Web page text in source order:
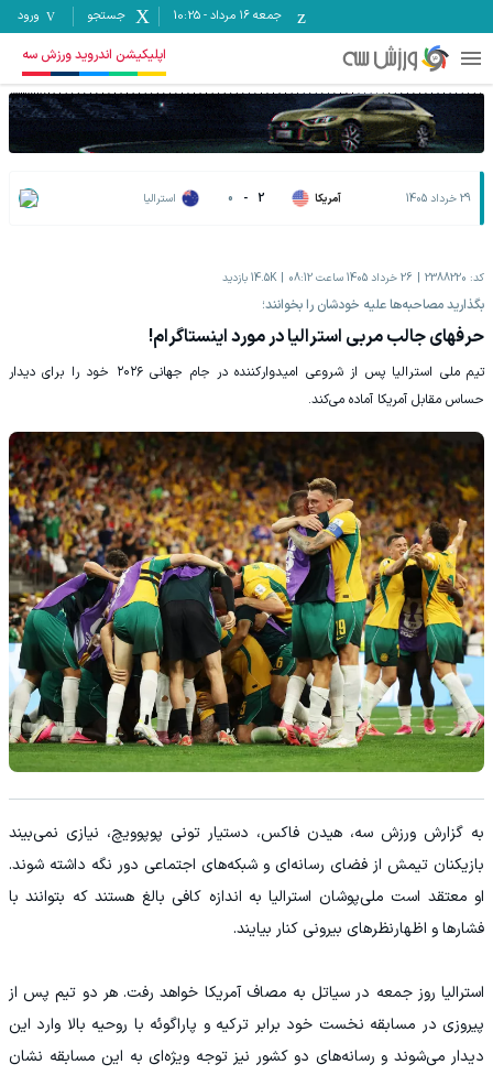
جمعه ۱۶ مرداد -
10:25 جستجو ورود
اپلیکیشن اندروید ورزش سه
29 خرداد 1405 آمریکا 2
-
0 استرالیا
کد: 2388220 26 خرداد 1405 ساعت 08:12 14.5K بازدید
بگذارید مصاحبه‌ها علیه خودشان را بخوانند؛
حرفهای جالب مربی استرالیا در مورد اینستاگرام!
تیم ملی استرالیا پس از شروعی امیدوارکننده در جام جهانی ۲۰۲۶ خود را برای دیدار
حساس مقابل آمریکا آماده می‌کند.
به گزارش ورزش سه، هیدن فاکس، دستیار تونی پوپوویچ، نیازی نمی‌بیند
بازیکنان تیمش از فضای رسانه‌ای و شبکه‌های اجتماعی دور نگه داشته شوند.
او معتقد است ملی‌پوشان استرالیا به اندازه کافی بالغ هستند که بتوانند با
فشارها و اظهارنظرهای بیرونی کنار بیایند.
استرالیا روز جمعه در سیاتل به مصاف آمریکا خواهد رفت. هر دو تیم پس از
پیروزی در مسابقه نخست خود برابر ترکیه و پاراگوئه با روحیه بالا وارد این
دیدار می‌شوند و رسانه‌های دو کشور نیز توجه ویژه‌ای به این مسابقه نشان